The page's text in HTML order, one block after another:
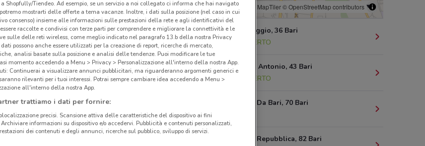
© MapTiler© OpenStreetMap contributors
Via Xxiv Maggio, 36 Bari
372 m
APERTO
Via Beatillo Antonio, 43 Bari
609 m
APERTO
Via Andrea Da Bari, 70 Bari
Viale Della Repubblica, 82 Bari
Shopfully/Tiendeo. Ad esempio, se un servizio a noi collegato ci informa che hai navigato
mostrarti delle offerte a tema vacanze. Inoltre, i dati sulla posizione (nel caso in cui
consenso) insieme alle informazioni sulle prestazioni della rete e agli identificativi del
essere raccolte e condivisi con terze parti per comprendere e migliorare la connettività e le
sulle delle reti wireless, come meglio indicato nel paragrafo 13.b della nostra Privacy
possono anche essere utilizzati per la creazione di report, ricerche di mercato,
analisi basate sulla posizione e analisi delle tendenze. Puoi modificare le tue
momento accedendo a Menu > Privacy > Personalizzazione all'interno della nostra App.
Continuerai a visualizzare annunci pubblicitari, ma riguarderanno argomenti generici e
rilevanti per i tuoi interessi. Potrai sempre cambiare idea accedendo a Menu >
all'interno della nostra App.
trattiamo i dati per fornire:
precisi. Scansione attiva delle caratteristiche del dispositivo ai fini
informazioni su dispositivo e/o accedervi. Pubblicità e contenuti personalizzati,
dei contenuti e degli annunci, ricerche sul pubblico, sviluppo di servizi.